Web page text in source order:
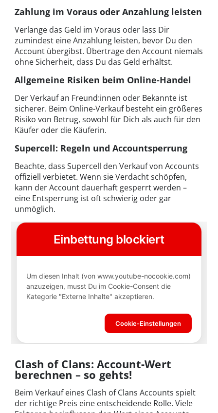
Zahlung im Voraus oder Anzahlung leisten
Verlange das Geld im Voraus oder lass Dir
zumindest eine Anzahlung leisten, bevor Du den
Account übergibst. Übertrage den Account niemals
ohne Sicherheit, dass Du das Geld erhältst.
Allgemeine Risiken beim Online-Handel
Der Verkauf an Freund:innen oder Bekannte ist
sicherer. Beim Online-Verkauf besteht ein größeres
Risiko von Betrug, sowohl für Dich als auch für den
Käufer oder die Käuferin.
Supercell: Regeln und Accountsperrung
Beachte, dass Supercell den Verkauf von Accounts
offiziell verbietet. Wenn sie Verdacht schöpfen,
kann der Account dauerhaft gesperrt werden –
eine Entsperrung ist oft schwierig oder gar
unmöglich.
Clash of Clans: Account-Wert
berechnen – so gehts!
Beim Verkauf eines Clash of Clans Accounts spielt
der richtige Preis eine entscheidende Rolle. Viele